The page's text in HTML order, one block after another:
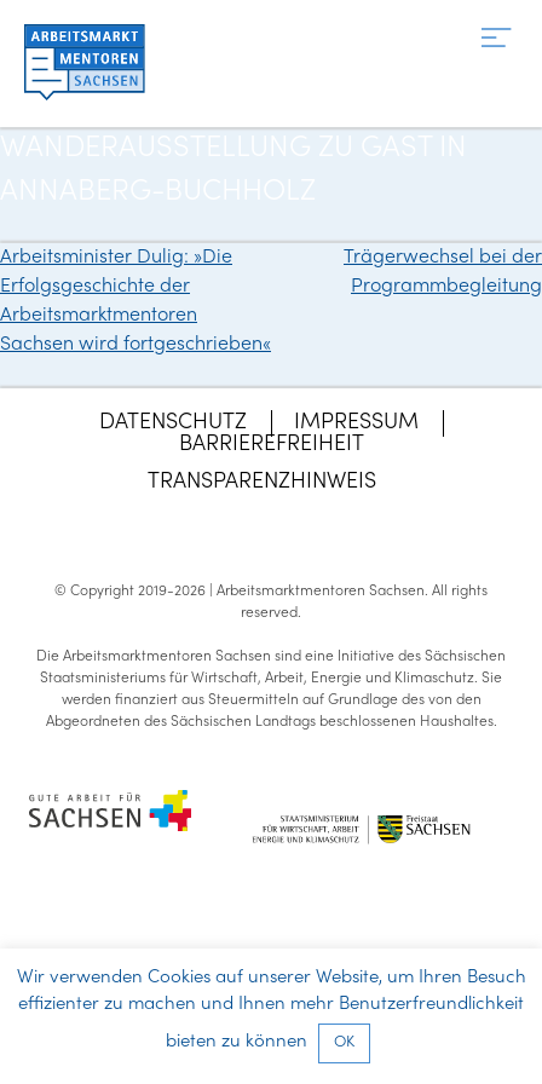
Beitragsnavigation
Arbeitsminister Dulig: »Die
Erfolgsgeschichte der
Arbeitsmarktmentoren
Sachsen wird fortgeschrieben«
Trägerwechsel bei der
Programmbegleitung
DATENSCHUTZ
IMPRESSUM
BARRIEREFREIHEIT
TRANSPARENZHINWEIS
© Copyright 2019-2026 | Arbeitsmarktmentoren Sachsen. All rights
reserved.
Die Arbeitsmarktmentoren Sachsen sind eine Initiative des Sächsischen
Staatsministeriums für Wirtschaft, Arbeit, Energie und Klimaschutz. Sie
werden finanziert aus Steuermitteln auf Grundlage des von den
Abgeordneten des Sächsischen Landtags beschlossenen Haushaltes.
Wir verwenden Cookies auf unserer Website, um Ihren Besuch
effizienter zu machen und Ihnen mehr Benutzerfreundlichkeit
bieten zu können OK